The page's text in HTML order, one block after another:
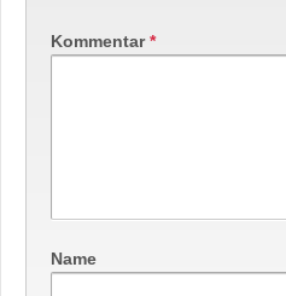
Kommentar*
Name